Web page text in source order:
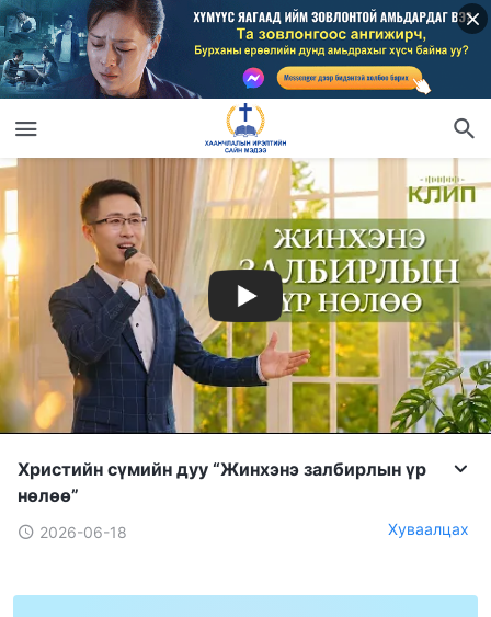
Христийн сүмийн дуу “Жинхэнэ залбирлын үр
нөлөө”
2026-06-18 Хуваалцах